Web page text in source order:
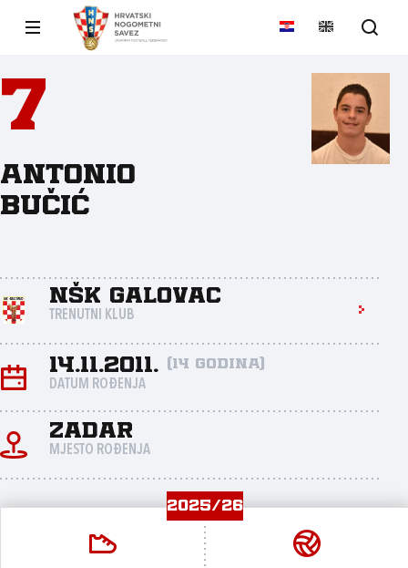
7
Antonio
Bučić
NŠK Galovac
TRENUTNI KLUB
14.11.2011. (14 godina)
DATUM ROĐENJA
Zadar
MJESTO ROĐENJA
2025/26